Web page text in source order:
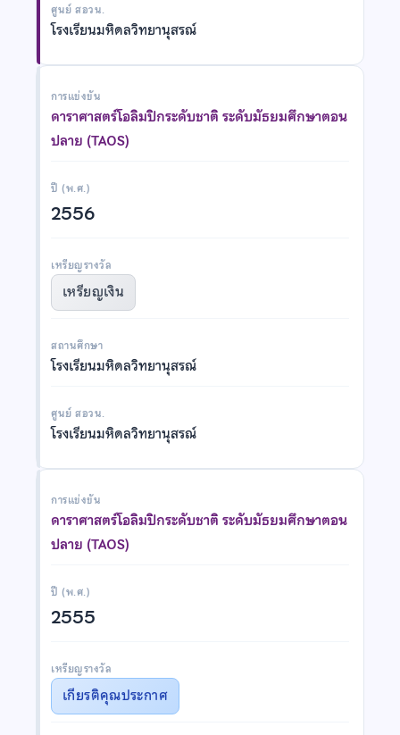
ศูนย์ สอวน.
โรงเรียนมหิดลวิทยานุสรณ์
การแข่งขัน
ดาราศาสตร์โอลิมปิกระดับชาติ ระดับมัธยมศึกษาตอน
ปลาย (TAOS)
ปี (พ.ศ.)
2556
เหรียญรางวัล
เหรียญเงิน
สถานศึกษา
โรงเรียนมหิดลวิทยานุสรณ์
ศูนย์ สอวน.
โรงเรียนมหิดลวิทยานุสรณ์
การแข่งขัน
ดาราศาสตร์โอลิมปิกระดับชาติ ระดับมัธยมศึกษาตอน
ปลาย (TAOS)
ปี (พ.ศ.)
2555
เหรียญรางวัล
เกียรติคุณประกาศ